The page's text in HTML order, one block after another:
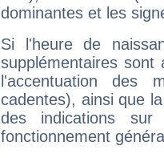
dominantes et les
Si l'heure de
supplémentaires sont
l'accentuation des
cadentes), ainsi que
des indications sur
fonctionnement